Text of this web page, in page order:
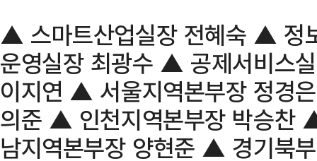
▲ 스마트산업실장 전혜숙 ▲ 정
운영실장 최광수 ▲ 공제서비스
이지연 ▲ 서울지역본부장 정경
의준 ▲ 인천지역본부장 박승찬
남지역본부장 양현준 ▲ 경기북